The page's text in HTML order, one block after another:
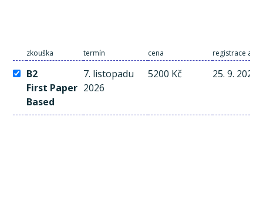
zkouška termín cena registrace a
B2
First Paper
Based
7. listopadu
2026
5200 Kč 25. 9. 2026